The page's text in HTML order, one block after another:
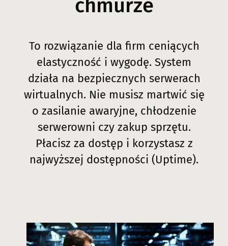
chmurze
To rozwiązanie dla firm ceniących
elastyczność i wygodę. System
działa na bezpiecznych serwerach
wirtualnych. Nie musisz martwić się
o zasilanie awaryjne, chłodzenie
serwerowni czy zakup sprzętu.
Płacisz za dostęp i korzystasz z
najwyższej dostępności (Uptime).